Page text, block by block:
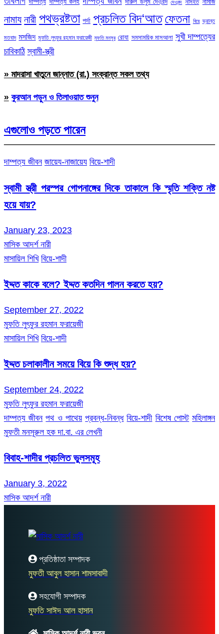
দাম্পত্য দাম্পত্য কলহ দারুল উলুম দেওবন্দ দেওবন্দ নসিহত নামাজ
নামায নারী পথভ্রষ্টতা পর্দা প্রচলিত বিদ‘আত ফেতনা বিয়ে ভ্রান্ত
মতবাদ মসজিদ মুফতি লুৎফুর রহমান ফরায়েজী মুফতি মনসুর রোযা সমসাময়িক মাসআলা সুখী দাম্পত্যের
চাবিকাঠি স্বামী-স্ত্রী
» মাদরাসা খাতুনে জান্নাত (রা.) সংক্রান্ত সকল তথ্য
» কুরআন পড়ুন ও তিলাওয়াত শুনুন
এগুলোও পড়তে পারেন
দাম্পত্য জীবন জায়েয-নাজায়েয বিয়ে-শাদী
স্বামী স্ত্রী পরস্পর গোপনাঙ্গের দিকে তাকালে কি স্মৃতি শক্তি নষ্ট
হয়ে যায়?
January 23, 2023
মাসিক আদর্শ নারী
মাসায়িল শিখি বিয়ে-শাদী
ইদ্দত কাকে বলে? ইদ্দত কতদিন পালন করতে হয়?
September 27, 2022
মুফতি লুৎফুর রহমান ফরায়েজী
মাসায়িল শিখি বিয়ে-শাদী
ইদ্দত চলাকালীন সময়ে বিয়ে কি শুদ্ধ হয়?
September 24, 2022
মুফতি লুৎফুর রহমান ফরায়েজী
দাম্পত্য জীবন পথ ও পাথেয় প্রবন্ধ-নিবন্ধ বিয়ে-শাদী বিশেষ পোস্ট মহিলাঙ্গন
মুফতী মনসূরুল হক দা.বা. এর লেখনী
বিবাহ-শাদীর প্রচলিত ভুলসমূহ
January 3, 2022
মাসিক আদর্শ নারী
প্রতিষ্ঠাতা সম্পাদক
মুফতী আবুল হাসান শামসাবাদী
সহযোগী সম্পাদক
মুফতি সাঈদ আল হাসান